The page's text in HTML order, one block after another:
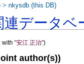
連データベ
with"安江 正治")
author(s))
>nkysdb (this DB)